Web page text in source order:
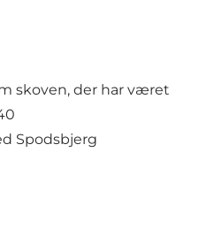
skoven, der har været
Spodsbjerg